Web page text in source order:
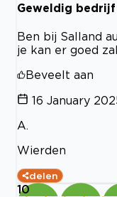
Geweldig bedrijf
Ben bij Salland
je kan er goed
Beveelt aan
16 January
A.
Wierden
delen
10